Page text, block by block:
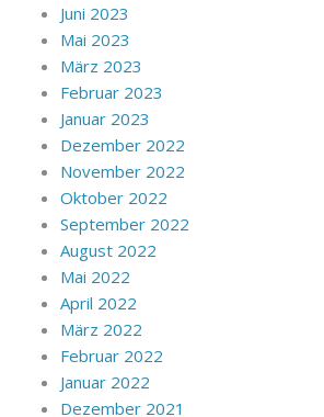
Juni 2023
Mai 2023
März 2023
Februar 2023
Januar 2023
Dezember 2022
November 2022
Oktober 2022
September 2022
August 2022
Mai 2022
April 2022
März 2022
Februar 2022
Januar 2022
Dezember 2021